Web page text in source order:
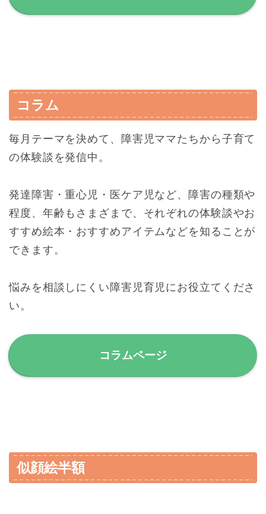
コラム
毎月テーマを決めて、障害児ママたちから子育て
の体験談を発信中。
発達障害・重心児・医ケア児など、障害の種類や
程度、年齢もさまざまで、それぞれの体験談やお
すすめ絵本・おすすめアイテムなどを知ることが
できます。
悩みを相談しにくい障害児育児にお役立てくださ
い。
コラムページ
似顔絵半額